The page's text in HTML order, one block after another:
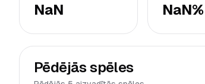
NaN NaN%
Pēdējās spēles